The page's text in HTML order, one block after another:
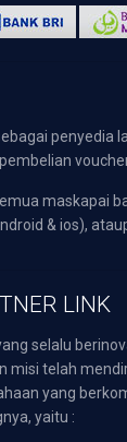
penyedia
pembelian
maskapai
& ios),
LINK
selalu
misi telah
yang
yaitu :